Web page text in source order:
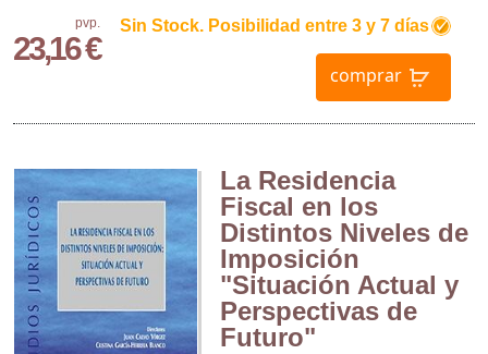
pvp.
23,16 €
Sin Stock. Posibilidad entre 3 y 7 días
comprar
La Residencia
Fiscal en los
Distintos Niveles de
Imposición
"Situación Actual y
Perspectivas de
Futuro"